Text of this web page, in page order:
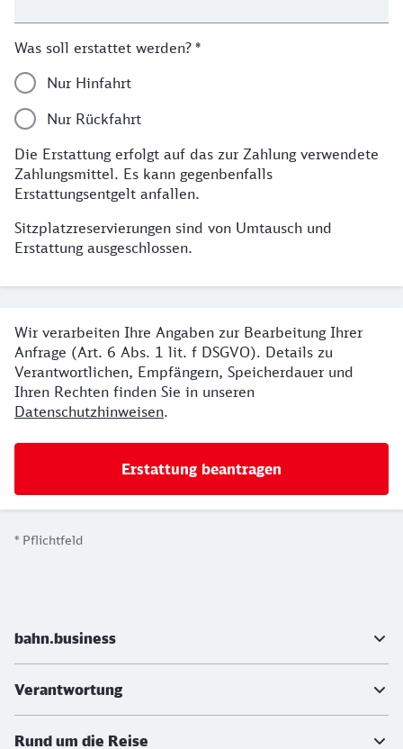
Was soll erstattet werden? *
Nur Hinfahrt
Nur Rückfahrt
Die Erstattung erfolgt auf das zur Zahlung verwendete
Zahlungsmittel. Es kann gegenbenfalls
Erstattungsentgelt anfallen.
Sitzplatzreservierungen sind von Umtausch und
Erstattung ausgeschlossen.
Datenschutz
Wir verarbeiten Ihre Angaben zur Bearbeitung Ihrer
Anfrage (Art. 6 Abs. 1 lit. f DSGVO). Details zu
Verantwortlichen, Empfängern, Speicherdauer und
Ihren Rechten finden Sie in unseren
Datenschutzhinweisen.
* Pflichtfeld
bahn.business
Verantwortung
Rund um die Reise